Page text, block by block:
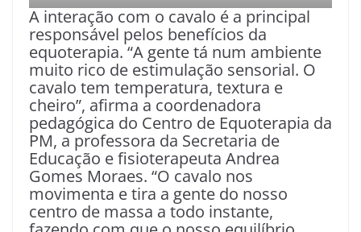
A interação com o cavalo é a principal
responsável pelos benefícios da
equoterapia. “A gente tá num ambiente
muito rico de estimulação sensorial. O
cavalo tem temperatura, textura e
cheiro”, afirma a coordenadora
pedagógica do Centro de Equoterapia da
PM, a professora da Secretaria de
Educação e fisioterapeuta Andrea
Gomes Moraes. “O cavalo nos
movimenta e tira a gente do nosso
centro de massa a todo instante,